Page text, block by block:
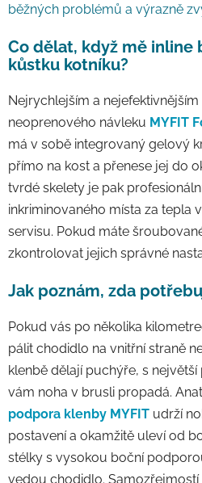
běžných problémů a výrazně
Co dělat, když mě inline
kůstku kotníku?
Nejrychlejším a
neoprenového návleku MYFIT
má v sobě integrovaný gelový
přímo na kost a přenese jej do
tvrdé skelety je pak
inkriminovaného místa za tepla
servisu. Pokud máte
zkontrolovat jejich správné
Jak poznám, zda
Pokud vás po několika
pálit chodidlo na vnitřní straně
klenbě dělají puchýře, s
vám noha v brusli propadá.
podpora klenby MYFIT udrží
postavení a okamžitě uleví od
stélky s vysokou boční
vedou chodidlo.